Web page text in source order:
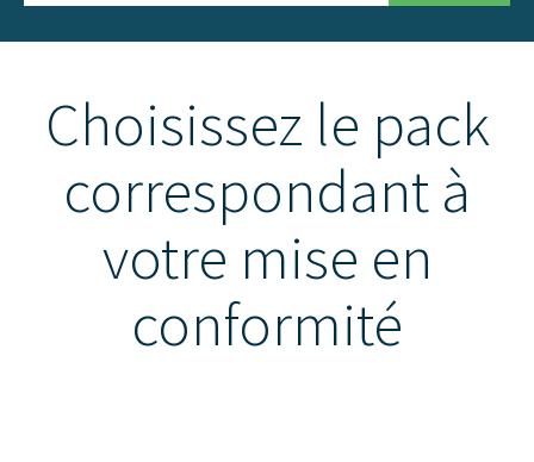
Choisissez le pack
correspondant à
votre mise en
conformité